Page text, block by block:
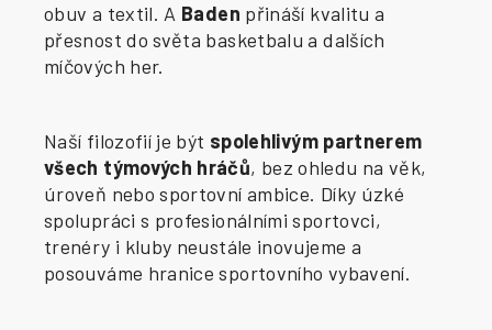
obuv a textil. A Baden přináší kvalitu a
přesnost do světa basketbalu a dalších
míčových her.
Naší filozofií je být spolehlivým partnerem
všech týmových hráčů, bez ohledu na věk,
úroveň nebo sportovní ambice. Díky úzké
spolupráci s profesionálními sportovci,
trenéry i kluby neustále inovujeme a
posouváme hranice sportovního vybavení.